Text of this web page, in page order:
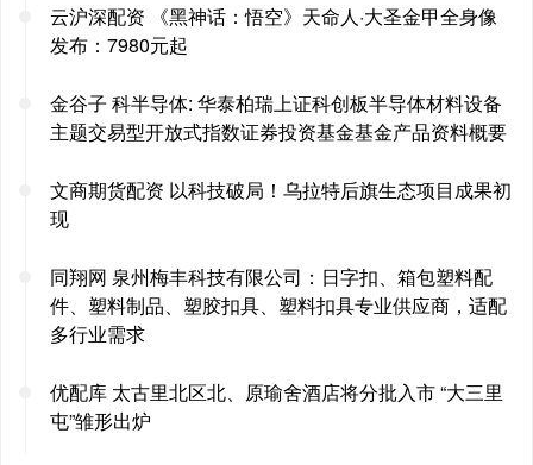
云沪深配资 《黑神话：悟空》天命人·大圣金甲全身像
发布：7980元起
金谷子 科半导体: 华泰柏瑞上证科创板半导体材料设备
主题交易型开放式指数证券投资基金基金产品资料概要
文商期货配资 以科技破局！乌拉特后旗生态项目成果初
现
同翔网 泉州梅丰科技有限公司：日字扣、箱包塑料配
件、塑料制品、塑胶扣具、塑料扣具专业供应商，适配
多行业需求
优配库 太古里北区北、原瑜舍酒店将分批入市 “大三里
屯”雏形出炉